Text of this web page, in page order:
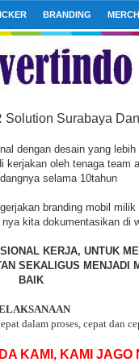
BRANDING
Surabaya
dengan desain yang lebih
kerjakan oleh tenaga team
selama 10tahun
branding mobil milik
kita dokumentasikan di
KERJA, UNTUK
SEKALIGUS MENJADI
BAIK
dalam proses, cepat dan
KAMI, KAMI JAGO